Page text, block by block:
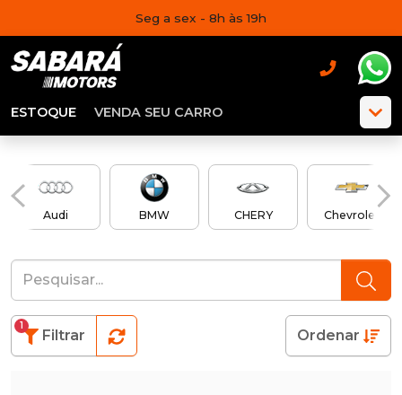
Seg a sex - 8h às 19h
ESTOQUE VENDA SEU CARRO
Audi BMW CHERY Chevrolet
Filtrar
1
Ordenar